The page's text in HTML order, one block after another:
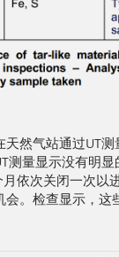
天然气站通过UT
量显示没有明显
月依次关闭一次以
会。检查显示，这